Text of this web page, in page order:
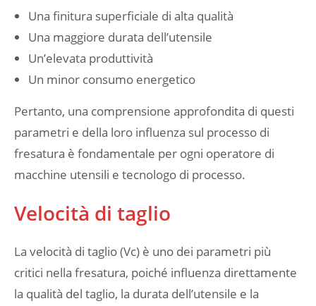
Una finitura superficiale di alta qualità
Una maggiore durata dell’utensile
Un’elevata produttività
Un minor consumo energetico
Pertanto, una comprensione approfondita di questi
parametri e della loro influenza sul processo di
fresatura è fondamentale per ogni operatore di
macchine utensili e tecnologo di processo.
Velocità di taglio
La velocità di taglio (Vc) è uno dei parametri più
critici nella fresatura, poiché influenza direttamente
la qualità del taglio, la durata dell’utensile e la